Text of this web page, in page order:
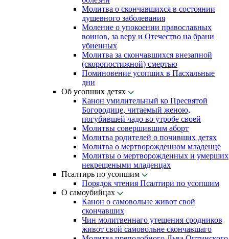
Молитва о скончавшихся в состоянии
душевного заболевания
Моление о упокоении православных
воинов, за веру и Отечество на брани
убиенных
Молитва за скончавшихся внезапной
(скоропостижной) смертью
Поминовение усопших в Пасхальные
дни
Об усопших детях
Канон умилительный ко Пресвятой
Богородице, читаемый женою,
погубившей чадо во утробе своей
Молитвы совершившим аборт
Молитва родителей о почивших детях
Молитва о мертворожденном младенце
Молитвы о мертворожденных и умерших
некрещеными младенцах
Псалтирь по усопшим
Порядок чтения Псалтири по усопшим
О самоубийцах
Канон о самовольне живот свой
скончавших
Чин молитвеннаго утешения сродников
живот свой самовольне скончавшаго